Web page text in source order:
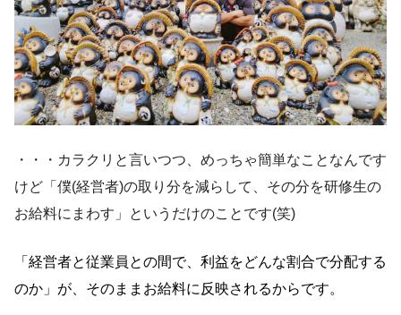
・・・カラクリと言いつつ、めっちゃ簡単なことなんです
けど「僕(経営者)の取り分を減らして、その分を研修生の
お給料にまわす」というだけのことです(笑)
「経営者と従業員との間で、利益をどんな割合で分配する
のか」が、そのままお給料に反映されるからです。